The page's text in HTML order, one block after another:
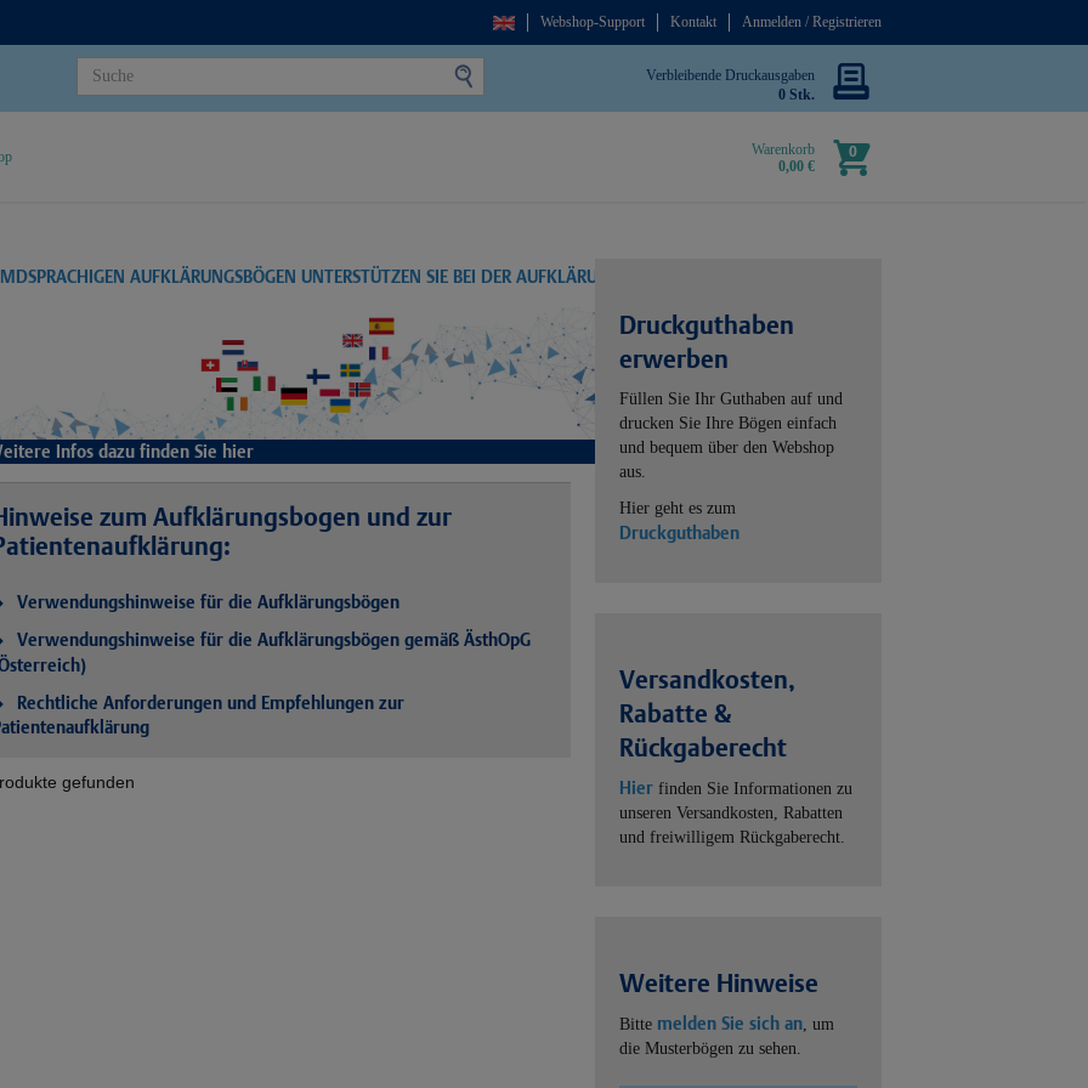
Webshop-Support Kontakt Anmelden / Registrieren
Verbleibende Druckausgaben
0 Stk.
Warenkorb
0,00 €
0
AUFKLÄRUNGSBÖGEN UNTERSTÜTZEN SIE BEI DER AUFKLÄRUNG
Infos dazu finden Sie hier
zum Aufklärungsbogen und zur
Verwendungshinweise für die Aufklärungsbögen
Verwendungshinweise für die Aufklärungsbögen gemäß ÄsthOpG
Rechtliche Anforderungen und Empfehlungen zur
gefunden
Druckguthaben
erwerben
Füllen Sie Ihr Guthaben auf und
drucken Sie Ihre Bögen einfach
und bequem über den Webshop
aus.
Hier geht es zum
Druckguthaben
Versandkosten,
Rabatte &
Rückgaberecht
Hier finden Sie Informationen zu
unseren Versandkosten, Rabatten
und freiwilligem Rückgaberecht.
Weitere Hinweise
Bitte melden Sie sich an, um
die Musterbögen zu sehen.